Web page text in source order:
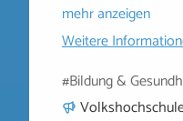
mehr anzeigen
Weitere
#Bildung &